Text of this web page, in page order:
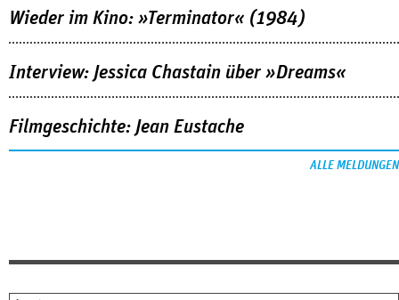
Wieder im Kino: »Terminator« (1984)
Interview: Jessica Chastain über »Dreams«
Filmgeschichte: Jean Eustache
ALLE MELDUNGEN